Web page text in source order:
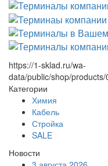
https://1-sklad.ru/wa-
data/public/shop/
Категории
Химия
Кабель
Стройка
SALE
Новости